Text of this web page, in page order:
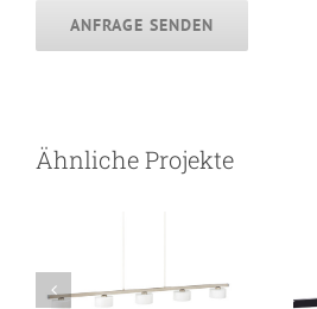
ANFRAGE SENDEN
Ähnliche Projekte
Pendelleuchte